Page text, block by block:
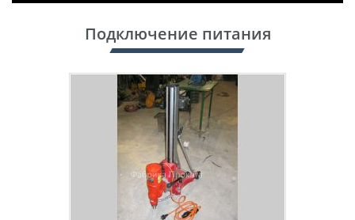
Подключение питания